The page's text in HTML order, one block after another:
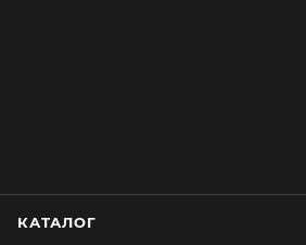
КАТАЛОГ